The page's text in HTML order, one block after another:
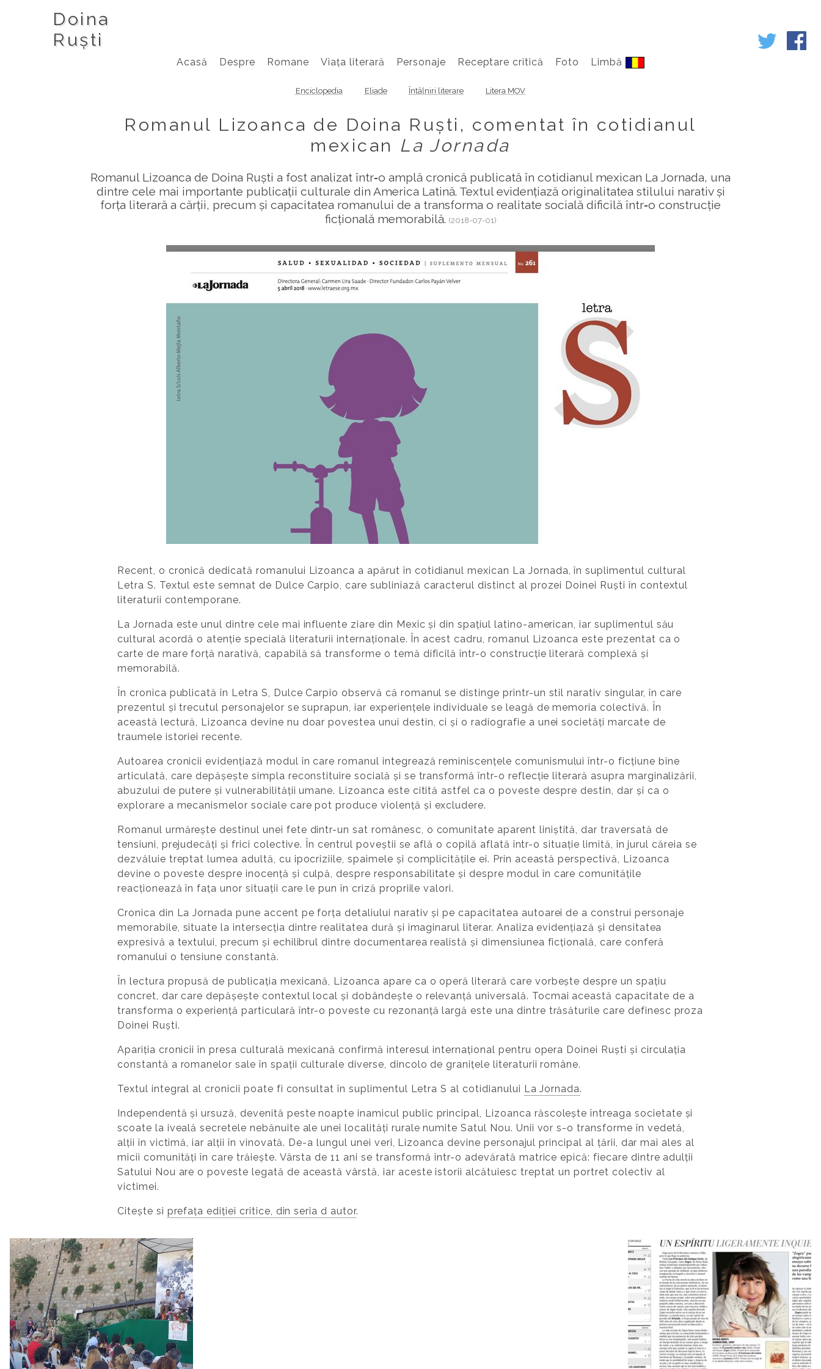
Doina
Ruști
Acasă Despre Romane Viața literară Personaje Receptare critică Foto Limbă
Enciclopedia Eliade Întâlniri literare Litera MOV
Romanul Lizoanca de Doina Ruști, comentat în cotidianul
mexican La Jornada
Romanul Lizoanca de Doina Ruști a fost analizat într‑o amplă cronică publicată în cotidianul mexican La Jornada, una
dintre cele mai importante publicații culturale din America Latină. Textul evidențiază originalitatea stilului narativ și
forța literară a cărții, precum și capacitatea romanului de a transforma o realitate socială dificilă într‑o construcție
ficțională memorabilă. (2018-07-01)
Recent, o cronică dedicată romanului Lizoanca a apărut în cotidianul mexican La Jornada, în suplimentul cultural
Letra S. Textul este semnat de Dulce Carpio, care subliniază caracterul distinct al prozei Doinei Ruști în contextul
literaturii contemporane.
La Jornada este unul dintre cele mai influente ziare din Mexic și din spațiul latino-american, iar suplimentul său
cultural acordă o atenție specială literaturii internaționale. În acest cadru, romanul Lizoanca este prezentat ca o
carte de mare forță narativă, capabilă să transforme o temă dificilă într-o construcție literară complexă și
memorabilă.
În cronica publicată în Letra S, Dulce Carpio observă că romanul se distinge printr-un stil narativ singular, în care
prezentul și trecutul personajelor se suprapun, iar experiențele individuale se leagă de memoria colectivă. În
această lectură, Lizoanca devine nu doar povestea unui destin, ci și o radiografie a unei societăți marcate de
traumele istoriei recente.
Autoarea cronicii evidențiază modul în care romanul integrează reminiscențele comunismului într-o ficțiune bine
articulată, care depășește simpla reconstituire socială și se transformă într-o reflecție literară asupra marginalizării,
abuzului de putere și vulnerabilității umane. Lizoanca este citită astfel ca o poveste despre destin, dar și ca o
explorare a mecanismelor sociale care pot produce violență și excludere.
Romanul urmărește destinul unei fete dintr-un sat românesc, o comunitate aparent liniștită, dar traversată de
tensiuni, prejudecăți și frici colective. În centrul poveștii se află o copilă aflată într-o situație limită, în jurul căreia se
dezvăluie treptat lumea adultă, cu ipocriziile, spaimele și complicitățile ei. Prin această perspectivă, Lizoanca
devine o poveste despre inocență și culpă, despre responsabilitate și despre modul în care comunitățile
reacționează în fața unor situații care le pun în criză propriile valori.
Cronica din La Jornada pune accent pe forța detaliului narativ și pe capacitatea autoarei de a construi personaje
memorabile, situate la intersecția dintre realitatea dură și imaginarul literar. Analiza evidențiază și densitatea
expresivă a textului, precum și echilibrul dintre documentarea realistă și dimensiunea ficțională, care conferă
romanului o tensiune constantă.
În lectura propusă de publicația mexicană, Lizoanca apare ca o operă literară care vorbește despre un spațiu
concret, dar care depășește contextul local și dobândește o relevanță universală. Tocmai această capacitate de a
transforma o experiență particulară într-o poveste cu rezonanță largă este una dintre trăsăturile care definesc proza
Doinei Ruști.
Apariția cronicii în presa culturală mexicană confirmă interesul internațional pentru opera Doinei Ruști și circulația
constantă a romanelor sale în spații culturale diverse, dincolo de granițele literaturii române.
Textul integral al cronicii poate fi consultat în suplimentul Letra S al cotidianului La Jornada.
Independentă și ursuză, devenită peste noapte inamicul public principal, Lizoanca răscolește întreaga societate și
scoate la iveală secretele nebănuite ale unei localități rurale numite Satul Nou. Unii vor s-o transforme în vedetă,
alții în victimă, iar alții în vinovată. De-a lungul unei veri, Lizoanca devine personajul principal al țării, dar mai ales al
micii comunități în care trăiește. Vârsta de 11 ani se transformă într-o adevărată matrice epică: fiecare dintre adulții
Satului Nou are o poveste legată de această vârstă, iar aceste istorii alcătuiesc treptat un portret colectiv al
victimei.
Citește si prefața ediției critice, din seria d autor.